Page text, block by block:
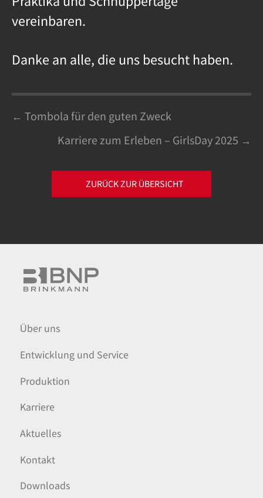
vereinbaren.
Danke an alle, die uns besucht haben.
Posts
navigation
← Tombola für den guten Zweck
Karriere zum Erleben – GirlsDay 2025 →
ZURÜCK ZUR ÜBERSICHT
Über uns
Entwicklung und Service
Produktion
Karriere
Aktuelles
Kontakt
Downloads